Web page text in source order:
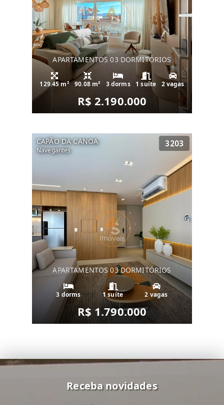
APARTAMENTOS 03 DORMITÓRIOS
129.45 m² 90.08 m² 3 dorms 1 suíte 2 vagas
R$ 2.190.000
CAPÃO DA CANOA
Navegantes
3203
APARTAMENTOS 03 DORMITÓRIOS
3 dorms 1 suíte 2 vagas
R$ 1.790.000
Receba novidades